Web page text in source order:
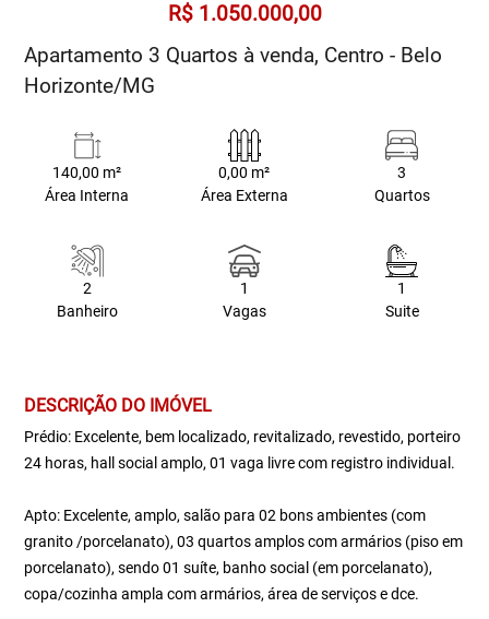
R$ 1.050.000,00
Apartamento 3 Quartos à venda, Centro - Belo
Horizonte/MG
140,00 m²
Área Interna
0,00 m²
Área Externa
3
Quartos
2
Banheiro
1
Vagas
1
Suite
DESCRIÇÃO DO IMÓVEL
Prédio: Excelente, bem localizado, revitalizado, revestido, porteiro
24 horas, hall social amplo, 01 vaga livre com registro individual.
Apto: Excelente, amplo, salão para 02 bons ambientes (com
granito /porcelanato), 03 quartos amplos com armários (piso em
porcelanato), sendo 01 suíte, banho social (em porcelanato),
copa/cozinha ampla com armários, área de serviços e dce.